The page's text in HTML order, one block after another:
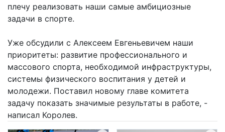
плечу реализовать наши самые амбициозные
задачи в спорте.
Уже обсудили с Алексеем Евгеньевичем наши
приоритеты: развитие профессионального и
массового спорта, необходимой инфраструктуры,
системы физического воспитания у детей и
молодежи. Поставил новому главе комитета
задачу показать значимые результаты в работе, -
написал Королев.